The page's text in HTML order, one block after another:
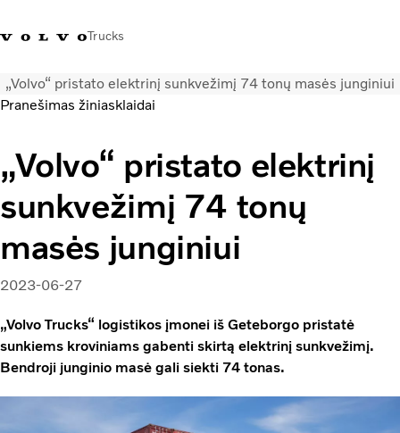
Trucks
+ 370 610 19991Volvo Trucks parduotuvėPrisijungtiLietuva
Transporto sprendimai
Sunkvežimiai
Paslaugos
Volvo Truck Builder
Kontaktai
Naujienos
Apie mus
„Volvo“ pristato elektrinį sunkvežimį 74 tonų masės junginiui
Pranešimas žiniasklaidai
„Volvo“ pristato elektrinį
sunkvežimį 74 tonų
masės junginiui
2023-06-27
„Volvo Trucks“ logistikos įmonei iš Geteborgo pristatė
sunkiems kroviniams gabenti skirtą elektrinį sunkvežimį.
Bendroji junginio masė gali siekti 74 tonas.